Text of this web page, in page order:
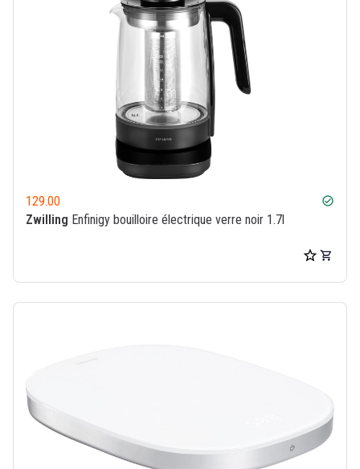
129.00 check_circle
Zwilling Enfinigy bouilloire électrique verre noir 1.7l